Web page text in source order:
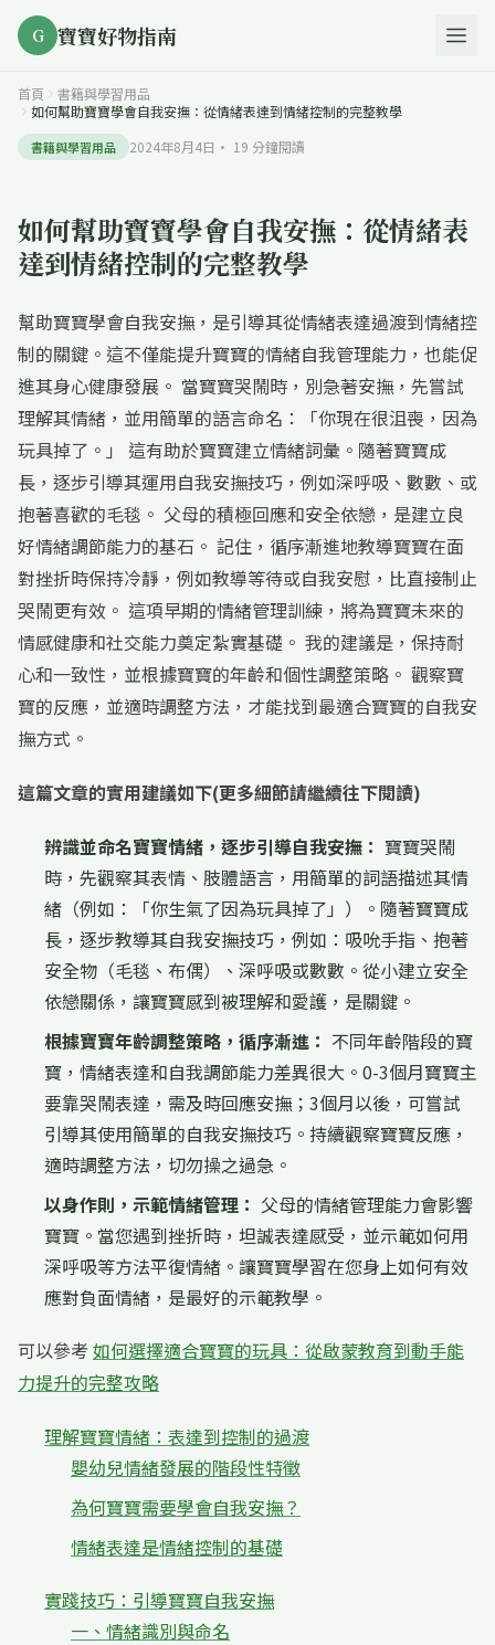
G 寶寶好物指南
首頁
書籍與學習用品
如何幫助寶寶學會自我安撫：從情緒表達到情緒控制的完整教學
書籍與學習用品 2024年8月4日 · 19 分鐘閱讀
如何幫助寶寶學會自我安撫：從情緒表
達到情緒控制的完整教學
幫助寶寶學會自我安撫，是引導其從情緒表達過渡到情緒控
制的關鍵。這不僅能提升寶寶的情緒自我管理能力，也能促
進其身心健康發展。 當寶寶哭鬧時，別急著安撫，先嘗試
理解其情緒，並用簡單的語言命名：「你現在很沮喪，因為
玩具掉了。」 這有助於寶寶建立情緒詞彙。隨著寶寶成
長，逐步引導其運用自我安撫技巧，例如深呼吸、數數、或
抱著喜歡的毛毯。 父母的積極回應和安全依戀，是建立良
好情緒調節能力的基石。 記住，循序漸進地教導寶寶在面
對挫折時保持冷靜，例如教導等待或自我安慰，比直接制止
哭鬧更有效。 這項早期的情緒管理訓練，將為寶寶未來的
情感健康和社交能力奠定紮實基礎。 我的建議是，保持耐
心和一致性，並根據寶寶的年齡和個性調整策略。 觀察寶
寶的反應，並適時調整方法，才能找到最適合寶寶的自我安
撫方式。
這篇文章的實用建議如下(更多細節請繼續往下閱讀)
辨識並命名寶寶情緒，逐步引導自我安撫： 寶寶哭鬧
時，先觀察其表情、肢體語言，用簡單的詞語描述其情
緒（例如：「你生氣了因為玩具掉了」）。隨著寶寶成
長，逐步教導其自我安撫技巧，例如：吸吮手指、抱著
安全物（毛毯、布偶）、深呼吸或數數。從小建立安全
依戀關係，讓寶寶感到被理解和愛護，是關鍵。
根據寶寶年齡調整策略，循序漸進： 不同年齡階段的寶
寶，情緒表達和自我調節能力差異很大。0-3個月寶寶主
要靠哭鬧表達，需及時回應安撫；3個月以後，可嘗試
引導其使用簡單的自我安撫技巧。持續觀察寶寶反應，
適時調整方法，切勿操之過急。
以身作則，示範情緒管理： 父母的情緒管理能力會影響
寶寶。當您遇到挫折時，坦誠表達感受，並示範如何用
深呼吸等方法平復情緒。讓寶寶學習在您身上如何有效
應對負面情緒，是最好的示範教學。
可以參考如何選擇適合寶寶的玩具：從啟蒙教育到動手能
力提升的完整攻略
理解寶寶情緒：表達到控制的過渡
嬰幼兒情緒發展的階段性特徵
為何寶寶需要學會自我安撫？
情緒表達是情緒控制的基礎
實踐技巧：引導寶寶自我安撫
一、情緒識別與命名